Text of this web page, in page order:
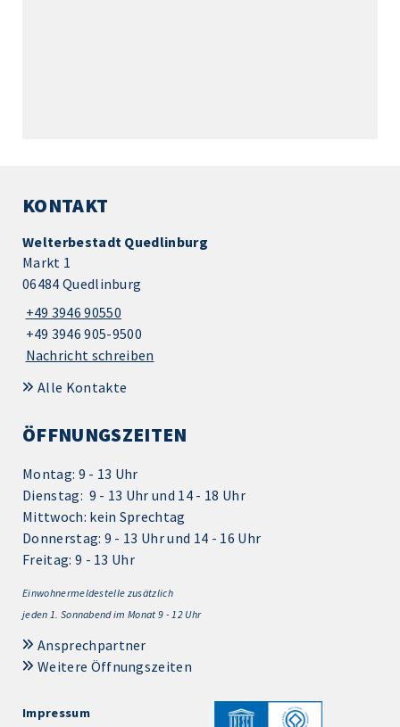
KONTAKT
Welterbestadt Quedlinburg
Markt 1
06484 Quedlinburg
+49 3946 90550
+49 3946 905-9500
Nachricht schreiben
Alle Kontakte
ÖFFNUNGSZEITEN
Montag: 9 - 13 Uhr
Dienstag: 9 - 13 Uhr und 14 - 18 Uhr
Mittwoch: kein Sprechtag
Donnerstag: 9 - 13 Uhr und 14 - 16 Uhr
Freitag: 9 - 13 Uhr
Einwohnermeldestelle zusätzlich
jeden 1. Sonnabend im Monat 9 - 12 Uhr
Ansprechpartner
Weitere Öffnungszeiten
Impressum